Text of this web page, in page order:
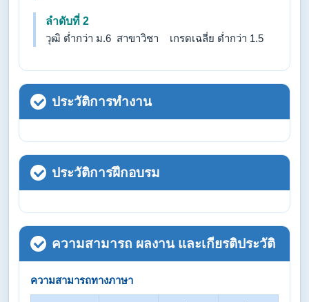
ลำดับที่ 2
วุฒิ ต่ำกว่า ม.6 สาขาวิชา เกรดเฉลี่ย ต่ำกว่า 1.5
ประวัติการทำงาน
ประวัติการฝึกอบรม
ความสามารถ ผลงาน และเกียรติประวัติ
ความสามารถทางภาษา